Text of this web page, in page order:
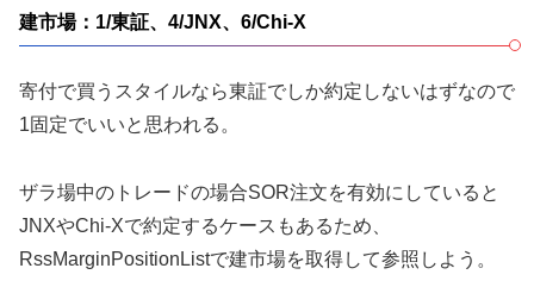
建市場：1/東証、4/JNX、6/Chi-X
寄付で買うスタイルなら東証でしか約定しないはずなので
1固定でいいと思われる。
ザラ場中のトレードの場合SOR注文を有効にしていると
JNXやChi-Xで約定するケースもあるため、
RssMarginPositionListで建市場を取得して参照しよう。